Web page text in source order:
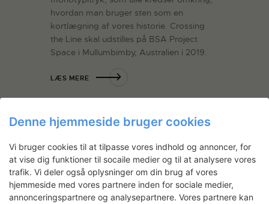
hvordan man bruger sten som en
kortlægning af vores historie. Crossing
the Line skal udstilles på BSA Project
Space i Mullumbimby, Australien i 2019.
LÆS MERE
Nyhedsbrev
Få ansøgningsfrister, arrangementer
og artikler direkte i din indbakke.
Denne hjemmeside bruger cookies
Vi bruger cookies til at tilpasse vores indhold og annoncer, for
at vise dig funktioner til socaile medier og til at analysere vores
trafik. Vi deler også oplysninger om din brug af vores
hjemmeside med vores partnere inden for sociale medier,
annonceringspartnere og analysepartnere. Vores partnere kan